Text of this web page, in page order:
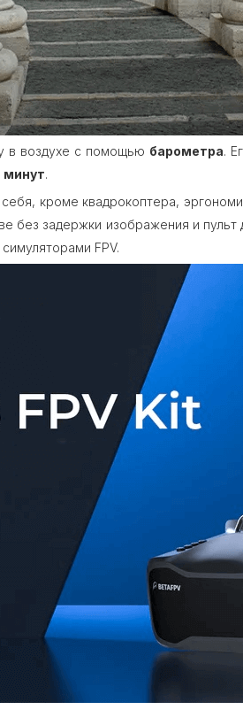
в воздухе с помощью барометра.
минут.
кроме квадрокоптера,
без задержки изображения и пульт
FPV.